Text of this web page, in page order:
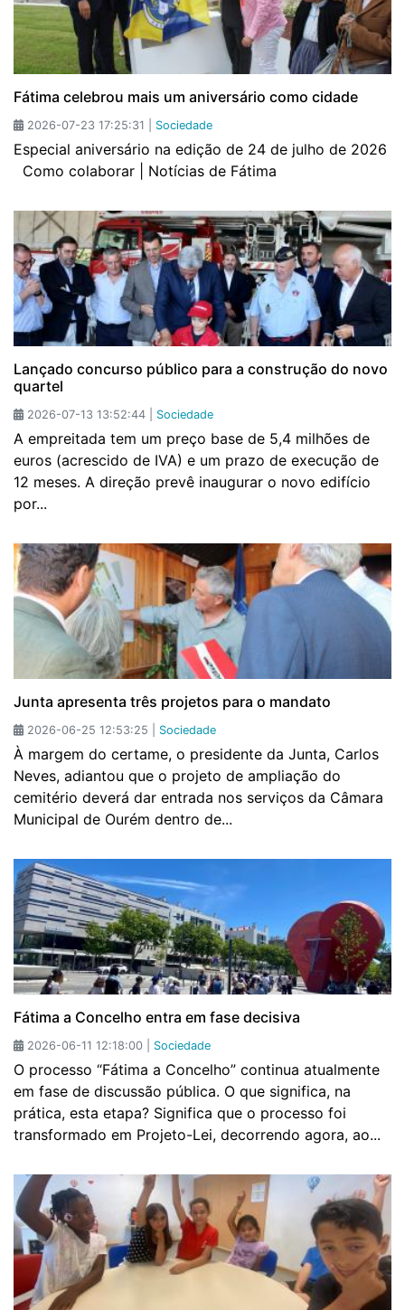
Fátima celebrou mais um aniversário como cidade
2026-07-23 17:25:31 | Sociedade
Especial aniversário na edição de 24 de julho de 2026
Como colaborar | Notícias de Fátima
Lançado concurso público para a construção do novo
quartel
2026-07-13 13:52:44 | Sociedade
A empreitada tem um preço base de 5,4 milhões de
euros (acrescido de IVA) e um prazo de execução de
12 meses. A direção prevê inaugurar o novo edifício
por...
Junta apresenta três projetos para o mandato
2026-06-25 12:53:25 | Sociedade
À margem do certame, o presidente da Junta, Carlos
Neves, adiantou que o projeto de ampliação do
cemitério deverá dar entrada nos serviços da Câmara
Municipal de Ourém dentro de...
Fátima a Concelho entra em fase decisiva
2026-06-11 12:18:00 | Sociedade
O processo “Fátima a Concelho” continua atualmente
em fase de discussão pública. O que significa, na
prática, esta etapa? Significa que o processo foi
transformado em Projeto-Lei, decorrendo agora, ao...